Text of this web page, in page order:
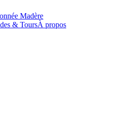
Madère
& ToursÀ propos